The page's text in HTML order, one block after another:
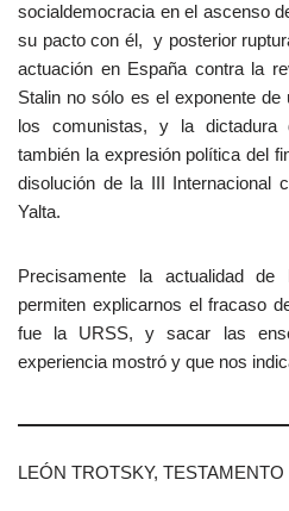
socialdemocracia en el ascenso
su pacto con él, y posterior
actuación en España contra la
Stalin no sólo es el exponente
los comunistas, y la dictadura
también la expresión política del
disolución de la III Internacional
Yalta.
Precisamente la actualidad
permiten explicarnos el fracaso
fue la URSS, y sacar las
experiencia mostró y que nos
LEÓN TROTSKY, TESTAMENTO